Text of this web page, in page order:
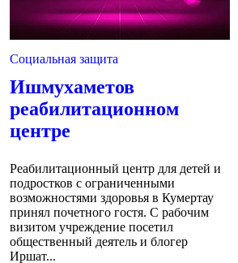
Социальная защита
Ишмухаметов
реабилитационном
центре
Реабилитационный центр для детей и
подростков с ограниченными
возможностями здоровья в Кумертау
принял почетного гостя. С рабочим
визитом учреждение посетил
общественный деятель и блогер
Иршат...